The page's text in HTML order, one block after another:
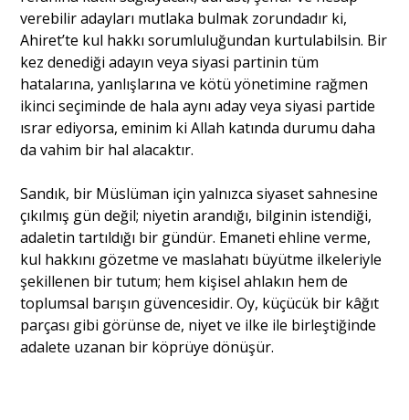
verebilir adayları mutlaka bulmak zorundadır ki,
Ahiret’te kul hakkı sorumluluğundan kurtulabilsin. Bir
kez denediği adayın veya siyasi partinin tüm
hatalarına, yanlışlarına ve kötü yönetimine rağmen
ikinci seçiminde de hala aynı aday veya siyasi partide
ısrar ediyorsa, eminim ki Allah katında durumu daha
da vahim bir hal alacaktır.
Sandık, bir Müslüman için yalnızca siyaset sahnesine
çıkılmış gün değil; niyetin arandığı, bilginin istendiği,
adaletin tartıldığı bir gündür. Emaneti ehline verme,
kul hakkını gözetme ve maslahatı büyütme ilkeleriyle
şekillenen bir tutum; hem kişisel ahlakın hem de
toplumsal barışın güvencesidir. Oy, küçücük bir kâğıt
parçası gibi görünse de, niyet ve ilke ile birleştiğinde
adalete uzanan bir köprüye dönüşür.